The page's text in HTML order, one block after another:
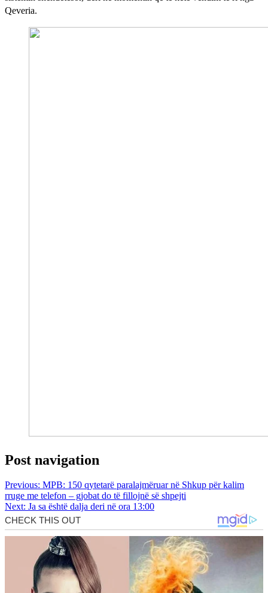
Qeveria.
Post navigation
Previous: MPB: 150 qytetarë paralajmëruar në Shkup për kalim
rruge me telefon – gjobat do të fillojnë së shpejti
Next: Ja sa është dalja deri në ora 13:00